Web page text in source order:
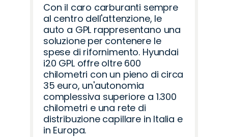
Con il caro carburanti sempre
al centro dell'attenzione, le
auto a GPL rappresentano una
soluzione per contenere le
spese di rifornimento. Hyundai
i20 GPL offre oltre 600
chilometri con un pieno di circa
35 euro, un'autonomia
complessiva superiore a 1.300
chilometri e una rete di
distribuzione capillare in Italia e
in Europa.